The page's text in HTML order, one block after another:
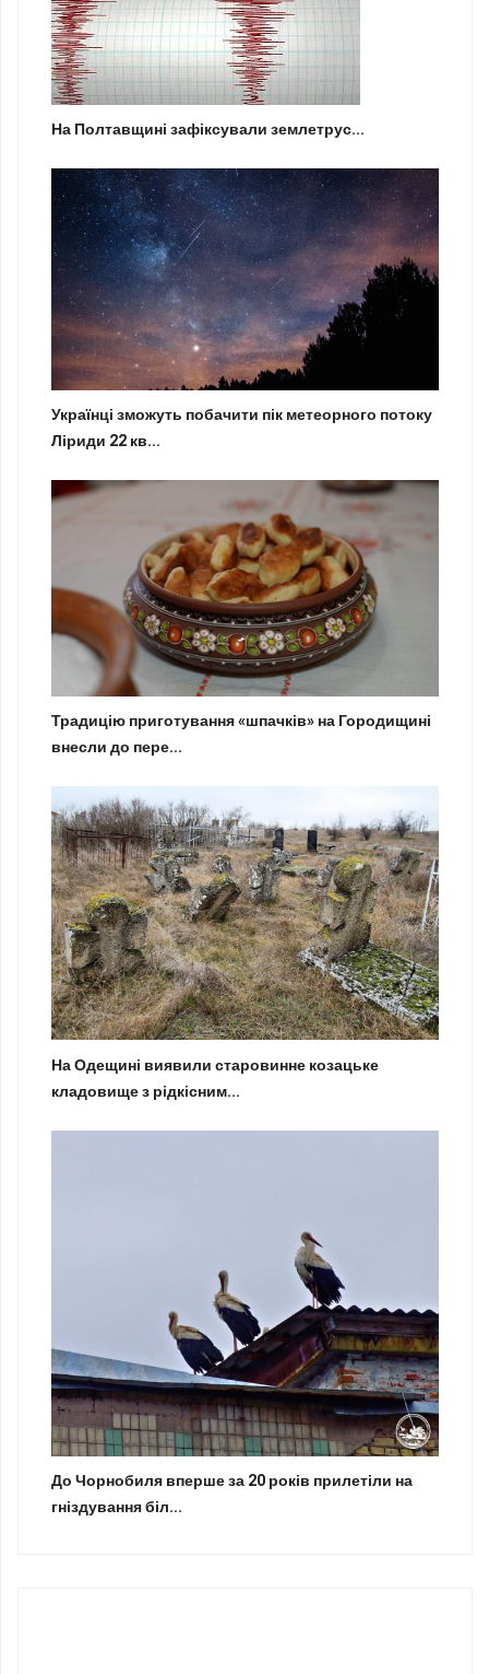
На Полтавщині зафіксували землетрус...
Українці зможуть побачити пік метеорного потоку
Ліриди 22 кв...
Традицію приготування «шпачків» на Городищині
внесли до пере...
На Одещині виявили старовинне козацьке
кладовище з рідкісним...
До Чорнобиля вперше за 20 років прилетіли на
гніздування біл...